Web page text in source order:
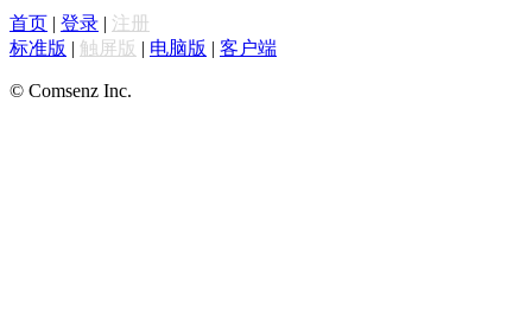
首页 | 登录 | 注册
标准版 | 触屏版 | 电脑版 | 客户端
© Comsenz Inc.